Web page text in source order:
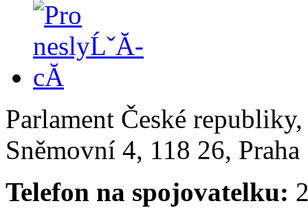
Parlament České
Sněmovní 4, 118 26,
Telefon na spojovatelku: